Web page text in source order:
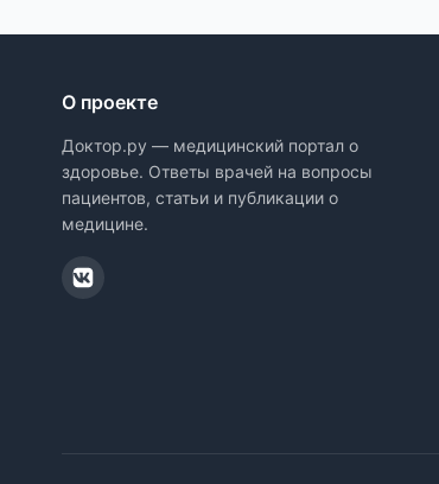
О проекте
Доктор.ру — медицинский портал о
здоровье. Ответы врачей на вопросы
пациентов, статьи и публикации о
медицине.